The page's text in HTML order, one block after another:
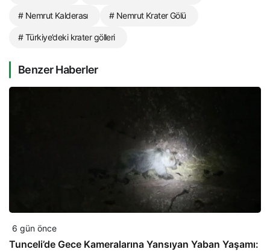
# Nemrut Kalderası # Nemrut Krater Gölü
# Türkiye’deki krater gölleri
Benzer Haberler
6 gün önce
Tunceli’de Gece Kameralarına Yansıyan Yaban Yaşamı: